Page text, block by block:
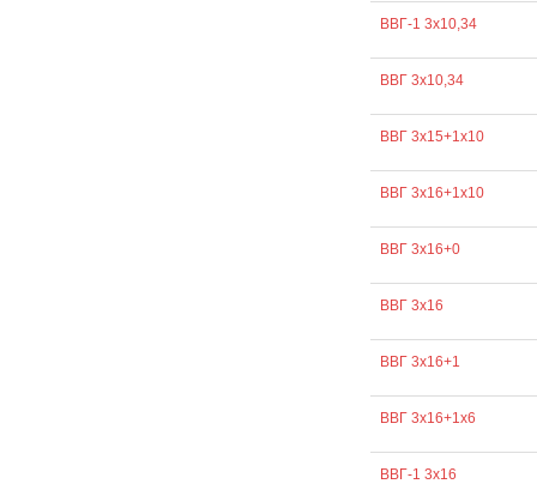
ВВГ-1 3х10,34
ВВГ 3х10,34
ВВГ 3х15+1х10
ВВГ 3х16+1х10
ВВГ 3х16+0
ВВГ 3х16
ВВГ 3х16+1
ВВГ 3х16+1х6
ВВГ-1 3х16